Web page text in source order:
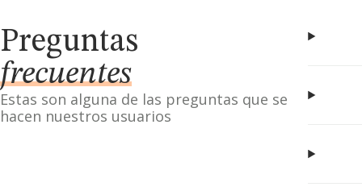
Preguntas
frecuentes
Estas son alguna de las preguntas que se
hacen nuestros usuarios